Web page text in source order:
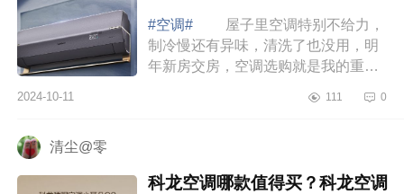
#空调#
屋子里空调特别不给力，
制冷慢还有异味，清洗了也没用，明
年新房交房，空调选购就是我的重中
星云空调质量怎么样？卡萨帝星云和
2024-10-11 111 0
清尘@零
科龙空调哪款值得买？科龙空调